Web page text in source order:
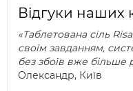
Відгуки наших
«Таблетована сіль
своїм завданням,
без збоїв вже
Олександр, Київ